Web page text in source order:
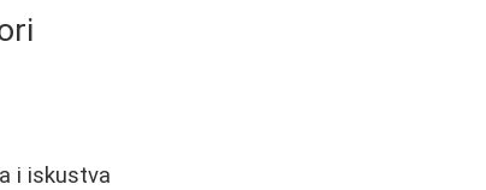
i iskustva